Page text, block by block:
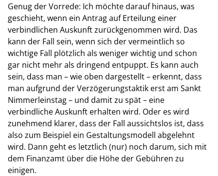
Genug der Vorrede: Ich möchte darauf hinaus, was
geschieht, wenn ein Antrag auf Erteilung einer
verbindlichen Auskunft zurückgenommen wird. Das
kann der Fall sein, wenn sich der vermeintlich so
wichtige Fall plötzlich als weniger wichtig und schon
gar nicht mehr als dringend entpuppt. Es kann auch
sein, dass man – wie oben dargestellt –­ erkennt, dass
man aufgrund der Verzögerungstaktik erst am Sankt
Nimmerleinstag – und damit zu spät – eine
verbindliche Auskunft erhalten wird. Oder es wird
zunehmend klarer, dass der Fall aussichtslos ist, dass
also zum Beispiel ein Gestaltungsmodell abgelehnt
wird. Dann geht es letztlich (nur) noch darum, sich mit
dem Finanzamt über die Höhe der Gebühren zu
einigen.